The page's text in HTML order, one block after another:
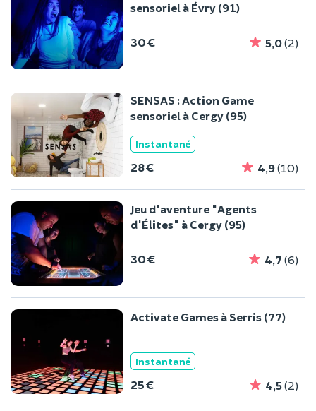
sensoriel à Évry (91)
30 € 5,0(2)
SENSAS : Action Game
sensoriel à Cergy (95)
Instantané
28 € 4,9(10)
Jeu d'aventure "Agents
d'Élites" à Cergy (95)
30 € 4,7 (6)
Activate Games à Serris (77)
Instantané
25 € 4,5(2)